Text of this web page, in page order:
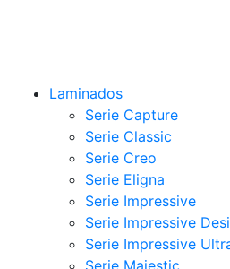
Laminados
Serie Capture
Serie Classic
Serie Creo
Serie Eligna
Serie Impressive
Serie Impressive
Serie Impressive
Serie Majestic